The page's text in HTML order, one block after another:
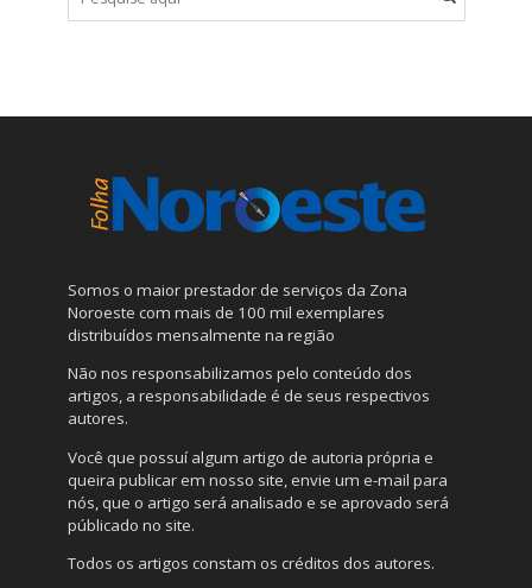
Somos o maior prestador de serviços da Zona
Noroeste com mais de 100 mil exemplares
distribuídos mensalmente na região
Não nos responsabilizamos pelo conteúdo dos
artigos, a responsabilidade é de seus respectivos
autores.
Você que possuí algum artigo de autoria própria e
queira publicar em nosso site, envie um e-mail para
nós, que o artigo será analisado e se aprovado será
públicado no site.
Todos os artigos constam os créditos dos autores.